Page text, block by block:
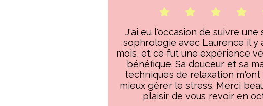
J'ai eu l'occasion de suivre une
sophrologie avec Laurence il y
mois, et ce fut une expérience
bénéfique. Sa douceur et sa
techniques de relaxation m'ont
mieux gérer le stress. Merci
plaisir de vous revoir en